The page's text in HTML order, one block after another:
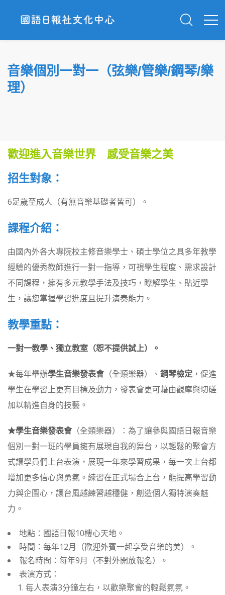
音樂個別一對一（弦樂/管樂/鋼琴/樂
理）
歡迎進入音樂世界 感受音樂之美
招生對象：
6足歲至成人（有無音樂基礎者皆可）。
課程介紹：
由國內外各大專院校主修音樂學士、碩士學位之具多年教學
經驗的優秀教師進行一對一指導，可視學生程度、需求設計
不同課程，擁有多元教學手法及技巧，瞭解學生、貼近學
生，讓您掌握學習進度且提升演奏能力。
教學重點：
一對一教學、獨立教室（恕不提供試上）。
★每年舉辦學生音樂發表會（全類樂器）、 鋼琴檢定 ，促進
學生在學習上更有目標及動力，發表會更可藉由觀摩與切磋
加以精進自身的技藝。
★學生音樂發表會（全類樂器）：為了讓參與國語日報音樂
個別一對一班的學員擁有展現自我的舞台，以輕鬆的聚會方
式讓學員們上台表演，展現一年來學習成果，每一次上台都
增加更多信心與勇氣。練習在正式場合上台，能提高學習動
力與企圖心，讓台風越練習越穩健，創造個人獨特演奏魅
力。
地點：國語日報10樓心天地。
時間：每年12月（歡迎外賓一起享受音樂的美）。
報名時間：每年9月（不對外開放報名）。
表演方式：
每人表演3分鐘左右，以歡樂聚會的輕鬆氣氛。